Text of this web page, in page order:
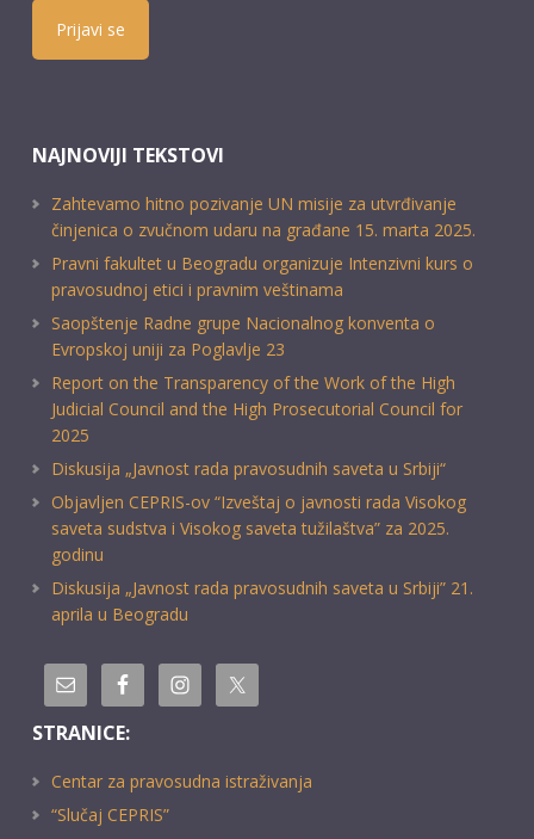
Prijavi se
NAJNOVIJI TEKSTOVI
Zahtevamo hitno pozivanje UN misije za utvrđivanje
činjenica o zvučnom udaru na građane 15. marta 2025.
Pravni fakultet u Beogradu organizuje Intenzivni kurs o
pravosudnoj etici i pravnim veštinama
Saopštenje Radne grupe Nacionalnog konventa o
Evropskoj uniji za Poglavlje 23
Report on the Transparency of the Work of the High
Judicial Council and the High Prosecutorial Council for
2025
Diskusija „Javnost rada pravosudnih saveta u Srbiji“
Objavljen CEPRIS-ov “Izveštaj o javnosti rada Visokog
saveta sudstva i Visokog saveta tužilaštva” za 2025.
godinu
Diskusija „Javnost rada pravosudnih saveta u Srbiji” 21.
aprila u Beogradu
STRANICE:
Centar za pravosudna istraživanja
“Slučaj CEPRIS”